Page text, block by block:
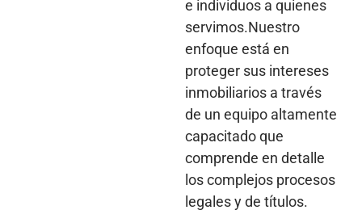
e individuos a quienes
servimos.Nuestro
enfoque está en
proteger sus intereses
inmobiliarios a través
de un equipo altamente
capacitado que
comprende en detalle
los complejos procesos
legales y de títulos.